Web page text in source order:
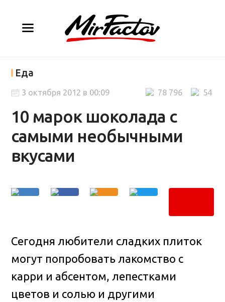
Еда
10 марок шоколада с
самыми необычными
вкусами
54
78 796
3 октября 2012 в 00:09
Сегодня любители сладких плиток
могут попробовать лакомство с
карри и абсентом, лепестками
цветов и солью и другими